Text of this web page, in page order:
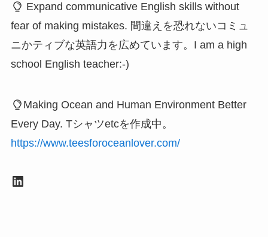
Expand communicative English skills without
fear of making mistakes. 間違えを恐れないコミュ
ニかティブな英語力を広めています。I am a high
school English teacher:-)
Making Ocean and Human Environment Better
Every Day. Tシャツetcを作成中。
https://www.teesforoceanlover.com/
LinkedIn